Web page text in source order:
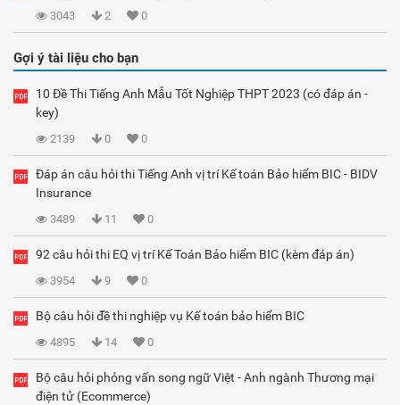
3043 2 0
Gợi ý tài liệu cho bạn
10 Đề Thi Tiếng Anh Mẫu Tốt Nghiệp THPT 2023 (có đáp án -
key)
2139 0 0
Đáp án câu hỏi thi Tiếng Anh vị trí Kế toán Bảo hiểm BIC - BIDV
Insurance
3489 11 0
92 câu hỏi thi EQ vị trí Kế Toán Bảo hiểm BIC (kèm đáp án)
3954 9 0
Bộ câu hỏi đề thi nghiệp vụ Kế toán bảo hiểm BIC
4895 14 0
Bộ câu hỏi phỏng vấn song ngữ Việt - Anh ngành Thương mại
điện tử (Ecommerce)